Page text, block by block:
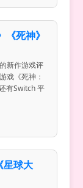
死神》
新作游戏评
戏《死神：
有Switch 平
星球大